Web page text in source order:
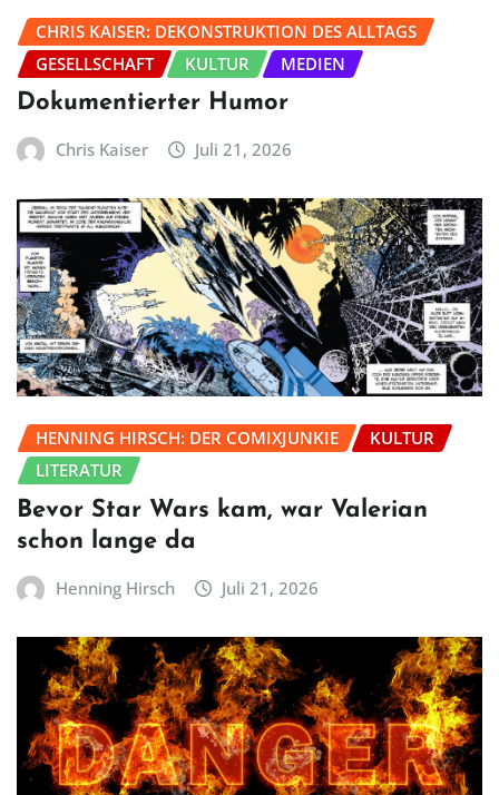
CHRIS KAISER: DEKONSTRUKTION DES ALLTAGS
GESELLSCHAFT
KULTUR MEDIEN
Dokumentierter Humor
Chris Kaiser Juli 21, 2026
HENNING HIRSCH: DER COMIXJUNKIE
KULTUR
LITERATUR
Bevor Star Wars kam, war Valerian
schon lange da
Henning Hirsch Juli 21, 2026